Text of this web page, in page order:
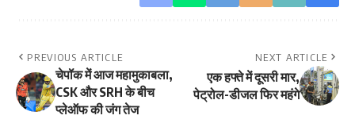
PREVIOUS ARTICLE
चेपॉक में आज महामुकाबला,
CSK और SRH के बीच
प्लेऑफ की जंग तेज
NEXT ARTICLE
एक हफ्ते में दूसरी मार,
पेट्रोल-डीजल फिर महंगे